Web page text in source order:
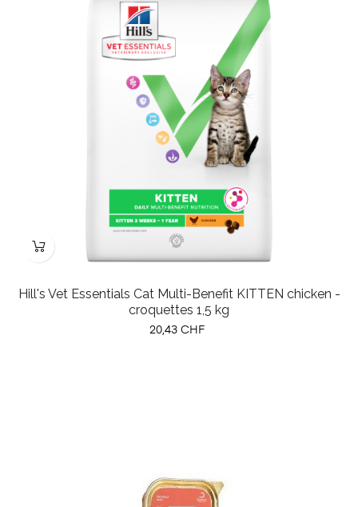
Hill's Vet Essentials Cat Multi-Benefit KITTEN chicken -
croquettes 1,5 kg
Prix
20,43 CHF